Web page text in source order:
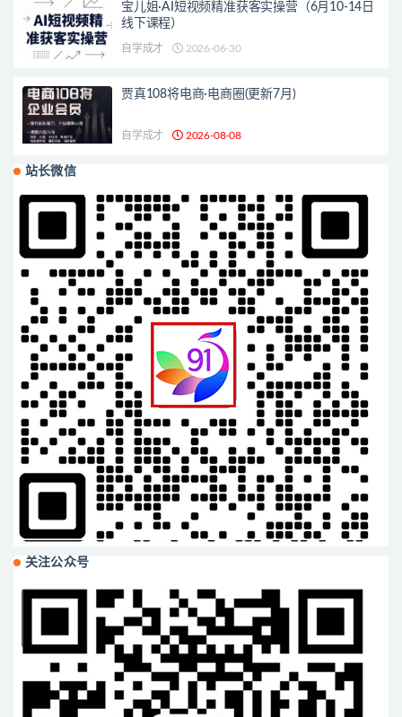
宝儿姐·AI短视频精准获客实操营（6月10-14日
线下课程）
自学成才 2026-06-30
贾真108将电商·电商圈(更新7月)
自学成才 2026-08-08
站长微信
关注公众号